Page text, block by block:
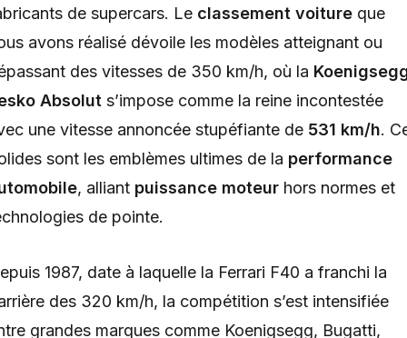
de supercars. Le classement voiture que
avons réalisé dévoile les modèles atteignant ou
des vitesses de 350 km/h, où la
Absolut s’impose comme la reine incontestée
une vitesse annoncée stupéfiante de 531 km/h.
sont les emblèmes ultimes de la performance
, alliant puissance moteur hors normes et
de pointe.
1987, date à laquelle la Ferrari F40 a franchi la
des 320 km/h, la compétition s’est intensifiée
grandes marques comme Koenigsegg, Bugatti,